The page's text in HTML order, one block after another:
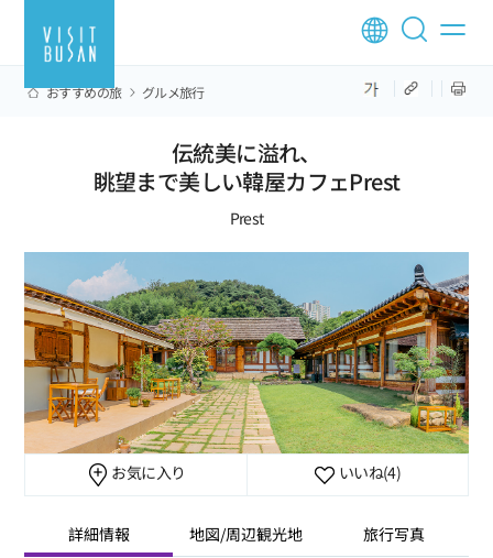
おすすめの旅 グルメ旅行
伝統美に溢れ、
眺望まで美しい韓屋カフェPrest
Prest
お気に入り いいね(4)
詳細情報 地図/周辺観光地 旅行写真